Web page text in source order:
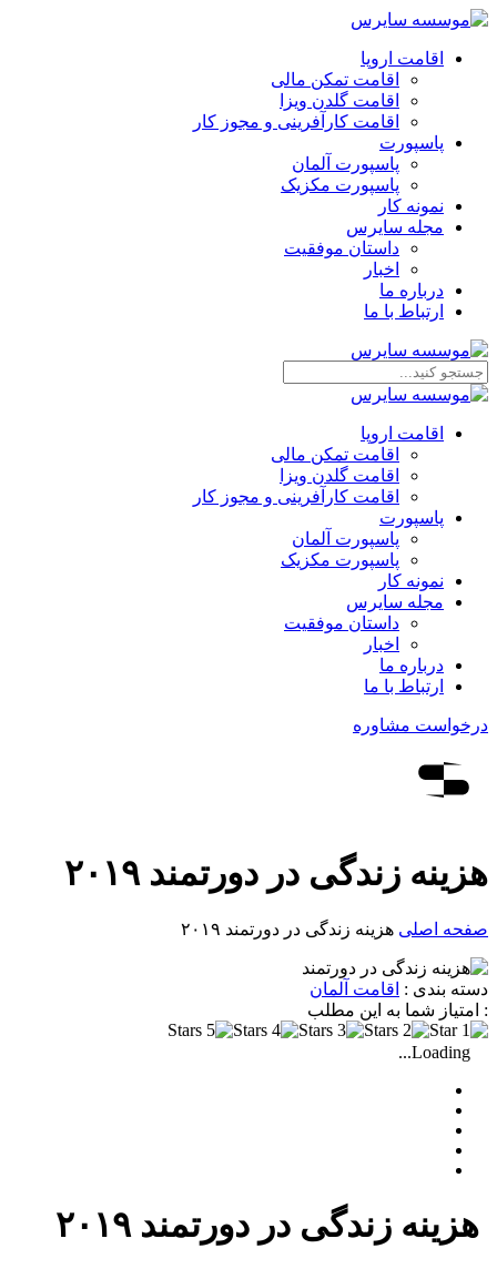
اقامت اروپا
اقامت تمکن مالی
اقامت گلدن ویزا
اقامت کارآفرینی و مجوز کار
پاسپورت
پاسپورت آلمان
پاسپورت مکزیک
نمونه کار
مجله سایرس
داستان موفقیت
اخبار
درباره ما
ارتباط‌ با‌ ما
اقامت اروپا
اقامت تمکن مالی
اقامت گلدن ویزا
اقامت کارآفرینی و مجوز کار
پاسپورت
پاسپورت آلمان
پاسپورت مکزیک
نمونه کار
مجله سایرس
داستان موفقیت
اخبار
درباره ما
ارتباط‌ با‌ ما
درخواست مشاوره
هزینه زندگی در دورتمند ۲۰۱۹
صفحه اصلی هزینه زندگی در دورتمند ۲۰۱۹
دسته بندی : اقامت آلمان
: امتیاز شما به این مطلب
Loading...
هزینه زندگی در دورتمند ۲۰۱۹